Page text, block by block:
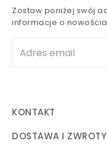
Zostaw poniżej swój
informacje o
KONTAKT
DOSTAWA I ZWROTY